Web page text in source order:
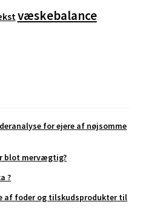
væskebalance
for ejere af nøjsomme
blot mervægtig?
?
af foder og tilskudsprodukter til